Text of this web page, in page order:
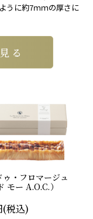
うに約7ｍｍの厚さに
る
ゥ・フロマージュ
モー A.O.C.）
(税込)